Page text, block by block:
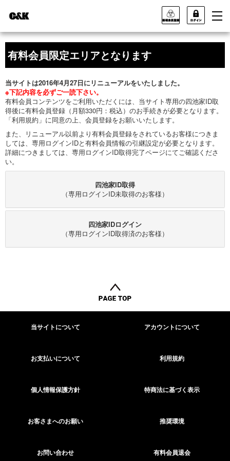
有料会員限定エリアとなります
当サイトは2016年4月27日にリニューアルをいたしました。
※下記内容を必ずご一読下さい。
有料会員コンテンツをご利用いただくには、当サイト専用の四池家ID取
得後に有料会員登録（月額330円：税込）のお手続きが必要となります。
「利用規約」に同意の上、会員登録をお願いいたします。
また、リニューアル以前より有料会員登録をされているお客様につきま
しては、専用ログインIDと有料会員情報の引継設定が必要となります。
詳細につきましては、専用ログインID取得完了ページにてご確認くださ
い。
四池家ID取得
（専用ログインID未取得のお客様）
四池家IDログイン
（専用ログインID取得済のお客様）
当サイトについて アカウントについて
お支払いについて 利用規約
個人情報保護方針 特商法に基づく表示
お客さまへのお願い 推奨環境
お問い合わせ 有料会員退会